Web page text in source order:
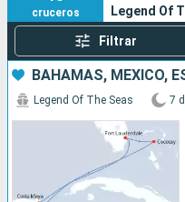
cruceros
Legend Of
Filtrar
BAHAMAS, MÉXICO,
Legend Of The Seas 7 d